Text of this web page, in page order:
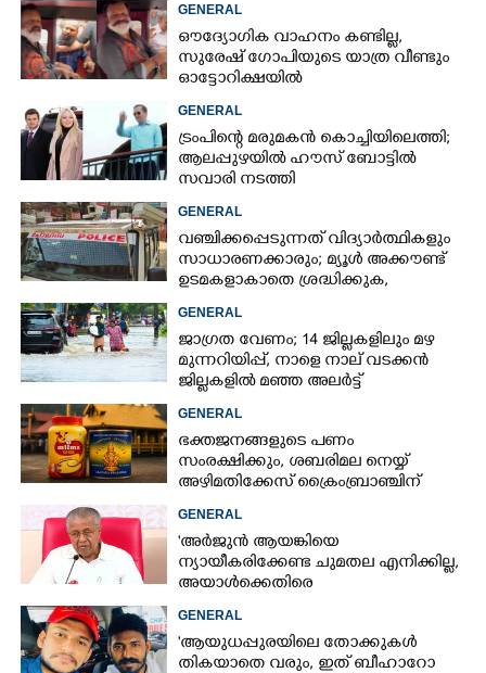
GENERAL
ഔദ്യോഗിക വാഹനം കണ്ടില്ല,
സുരേഷ് ഗോപിയുടെ യാത്ര വീണ്ടും
ഓട്ടോറിക്ഷയിൽ
GENERAL
ട്രംപിന്റെ മരുമകൻ കൊച്ചിയിലെത്തി;
ആലപ്പുഴയിൽ ഹൗസ് ബോട്ടിൽ
സവാരി നടത്തി
GENERAL
വഞ്ചിക്കപ്പെടുന്നത് വിദ്യാർത്ഥികളും
സാധാരണക്കാരും; മ്യൂൾ അക്കൗണ്ട്
ഉടമകളാകാതെ ശ്രദ്ധിക്കുക,
GENERAL
ജാഗ്രത വേണം; 14 ജില്ലകളിലും മഴ
മുന്നറിയിപ്പ്, നാളെ നാല് വടക്കൻ
ജില്ലകളിൽ മഞ്ഞ അലർട്ട്
GENERAL
ഭക്തജനങ്ങളുടെ പണം
സംരക്ഷിക്കും, ശബരിമല നെയ്യ്
അഴിമതിക്കേസ് ക്രൈംബ്രാഞ്ചിന്
GENERAL
'അർജുൻ ആയങ്കിയെ
ന്യായീകരിക്കേണ്ട ചുമതല എനിക്കില്ല,
അയാൾക്കെതിരെ
GENERAL
'ആയുധപ്പുരയിലെ തോക്കുകൾ
തികയാതെ വരും, ഇത് ബീഹാറോ